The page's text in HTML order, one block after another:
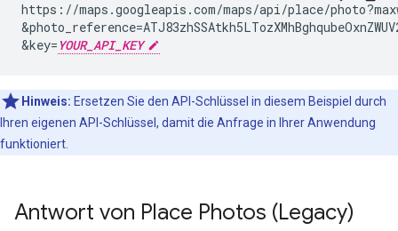
https://maps.googleapis.com/maps/api/place/
&
&key= YOUR_API_KEY
Hinweis: Ersetzen Sie den API-Schlüssel in diesem Beispiel durch
Ihren eigenen API-Schlüssel, damit die Anfrage in Ihrer Anwendung
funktioniert.
Antwort von Place Photos (Legacy)